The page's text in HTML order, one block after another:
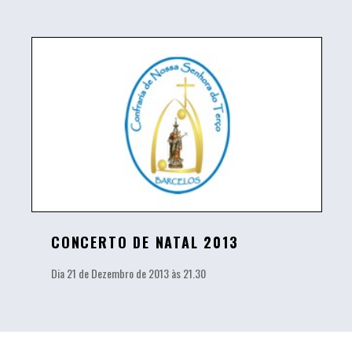
CONCERTO DE NATAL 2013
Dia 21 de Dezembro de 2013 às 21.30